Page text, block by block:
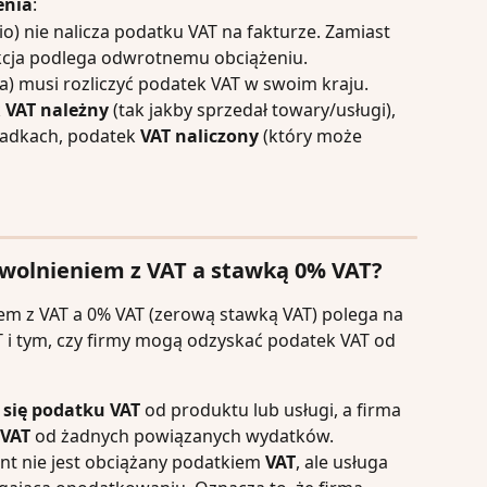
nie nalicza podatku VAT na fakturze. Zamiast
podlega odwrotnemu obciążeniu.
musi rozliczyć podatek VAT w swoim kraju.
VAT należny (tak jakby sprzedał towary/usługi),
podatek VAT naliczony (który może
z VAT a stawką 0% VAT?
z VAT a 0% VAT (zerową stawką VAT) polega na
tym, czy firmy mogą odzyskać podatek VAT od
podatku VAT od produktu lub usługi, a firma
od żadnych powiązanych wydatków.
nie jest obciążany podatkiem VAT, ale usługa